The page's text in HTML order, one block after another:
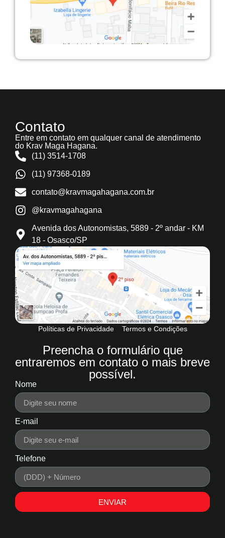
Contato
Entre em contato em qualquer canal de atendimento
do Krav Maga Hagana.
(11) 3514-1708
(11) 97368-0189
contato@kravmagahagana.com.br
@kravmagahagana
Avenida dos Autonomistas, 5889 - 2º andar - KM
18 - Osasco/SP
Políticas de Privacidade Termos e Condições
Preencha o formulário que
entraremos em contato o mais breve
possível.
Nome
E-mail
Telefone
ENVIAR